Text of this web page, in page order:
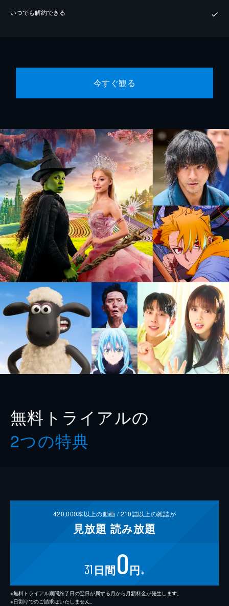
いつでも解約できる
今すぐ観る
無料トライアルの
2つの特典
420,000本以上の動画 /210誌以上の雑誌が
見放題 読み放題
31 日間0円 ※
※無料トライアル期間終了日の翌日が属する月から月額料金が発生します。
※日割りでのご請求はいたしません。